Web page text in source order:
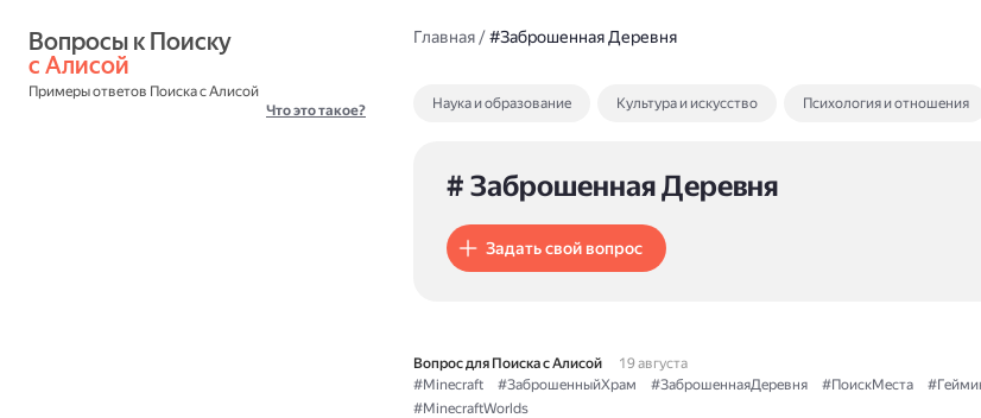
с Алисой
Примеры ответов Поиска с Алисой
Что это такое?
Главная/#Заброшенная Деревня
Наука и образование Культура и искусство Психология и отношения
# Заброшенная Деревня
Задать свой вопрос
Вопрос для Поиска с Алисой
19 августа
#Minecraft
#ЗаброшенныйХрам #ЗаброшеннаяДеревня #ПоискМеста
#MinecraftWorlds